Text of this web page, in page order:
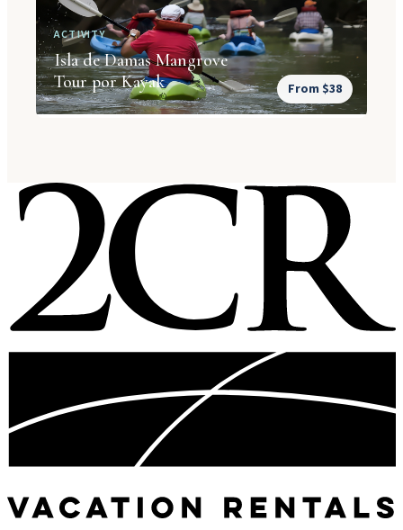
ACTIVITY
Isla de Damas Mangrove
Tour por Kayak
From $38